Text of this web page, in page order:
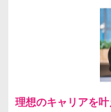
理想のキャリアを